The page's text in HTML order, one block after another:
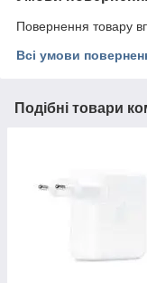
Повернення товару
Всі умови
Подібні товари